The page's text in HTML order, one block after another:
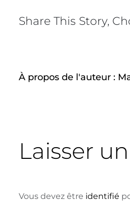
Share This Story,
À propos de l'auteur :
Laisser
Vous devez être identifié